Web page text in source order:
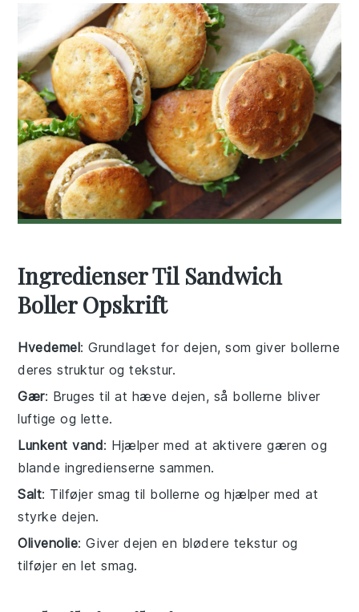
Ingredienser Til Sandwich
Boller Opskrift
Hvedemel: Grundlaget for dejen, som giver bollerne
deres struktur og tekstur.
Gær: Bruges til at hæve dejen, så bollerne bliver
luftige og lette.
Lunkent vand: Hjælper med at aktivere gæren og
blande ingredienserne sammen.
Salt: Tilføjer smag til bollerne og hjælper med at
styrke dejen.
Olivenolie: Giver dejen en blødere tekstur og
tilføjer en let smag.